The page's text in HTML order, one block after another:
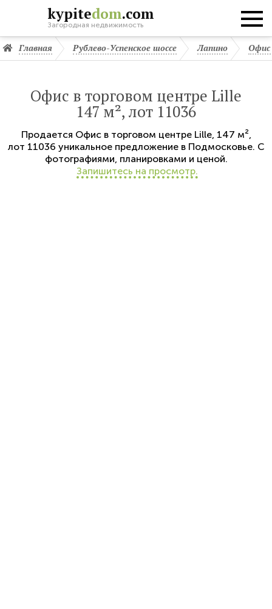
kypitedom.com
Загородная недвижимость
Главная Рублево-Успенское шоссе Лапино Офис
Офис в торговом центре Lille
147 м², лот 11036
Продается Офис в торговом центре Lille, 147 м²,
лот 11036 уникальное предложение в Подмосковье. С
фотографиями, планировками и ценой.
Запишитесь на просмотр.